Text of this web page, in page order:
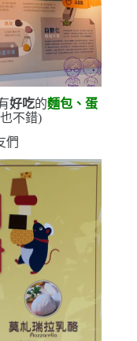
好吃的麵包、蛋
不錯)
們